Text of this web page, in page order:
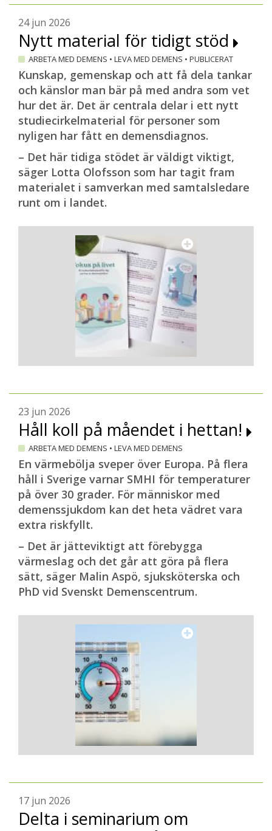
demensdiagnos. Även Catherine Berglund
har siktet inställt utanför huvudstaden.
– Vi för diskussioner med Nationellt
kompetenscentrum anhöriga för att få
hjälp att arrangera digitala möten. På så
sätt hoppas vi kunna nå anhöriga till
närstående med Lewykroppsdemens även
utanför Storstockholm, säger Catherine
Berglund.
Magnus Westlander
24 jun 2026
Nytt material för tidigt stöd
ARBETA MED DEMENS • LEVA MED DEMENS • PUBLICERAT
Kunskap, gemenskap och att få dela tankar
och känslor man bär på med andra som vet
hur det är. Det är centrala delar i ett nytt
studiecirkelmaterial för personer som
nyligen har fått en demensdiagnos.
– Det här tidiga stödet är väldigt viktigt,
säger Lotta Olofsson som har tagit fram
materialet i samverkan med samtalsledare
runt om i landet.
23 jun 2026
Håll koll på måendet i hettan!
ARBETA MED DEMENS • LEVA MED DEMENS
En värmebölja sveper över Europa. På flera
håll i Sverige varnar SMHI för temperaturer
på över 30 grader. För människor med
demenssjukdom kan det heta vädret vara
extra riskfyllt.
– Det är jätteviktigt att förebygga
värmeslag och det går att göra på flera
sätt, säger Malin Aspö, sjuksköterska och
PhD vid Svenskt Demenscentrum.
17 jun 2026
Delta i seminarium om